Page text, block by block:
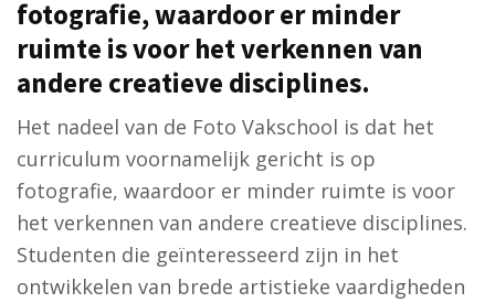
fotografie, waardoor er minder
ruimte is voor het verkennen van
andere creatieve disciplines.
Het nadeel van de Foto Vakschool is dat het
curriculum voornamelijk gericht is op
fotografie, waardoor er minder ruimte is voor
het verkennen van andere creatieve disciplines.
Studenten die geïnteresseerd zijn in het
ontwikkelen van brede artistieke vaardigheden